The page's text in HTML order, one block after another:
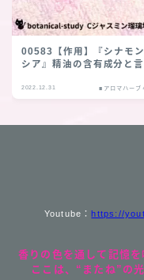
00583【作用】『シナモ
シア』精油の含有成分と
2022.12.31 ■アロマハーブ
Youtube：https://
香りの色を通して記憶
ここは、“またね”の